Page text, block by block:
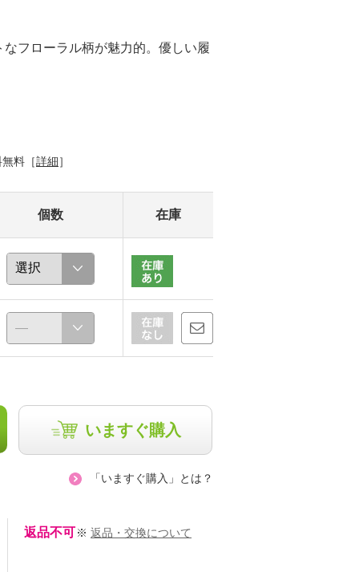
フローラル柄が魅力的。優しい履
料［詳細 ］
個数 在庫
いますぐ購入
「いますぐ購入」とは？
返品不可 ※ 返品・交換について